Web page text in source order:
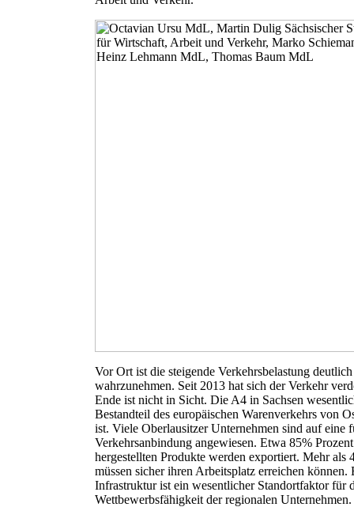
Vor Ort ist die steigende Verkehrsbelastung deutlich
wahrzunehmen. Seit 2013 hat sich der Verkehr
Ende ist nicht in Sicht. Die A4 in Sachsen
Bestandteil des europäischen Warenverkehrs von
ist. Viele Oberlausitzer Unternehmen sind auf eine
Verkehrsanbindung angewiesen. Etwa 85%
hergestellten Produkte werden exportiert. Mehr als
müssen sicher ihren Arbeitsplatz erreichen können.
Infrastruktur ist ein wesentlicher Standortfaktor für
Wettbewerbsfähigkeit der regionalen Unternehmen.